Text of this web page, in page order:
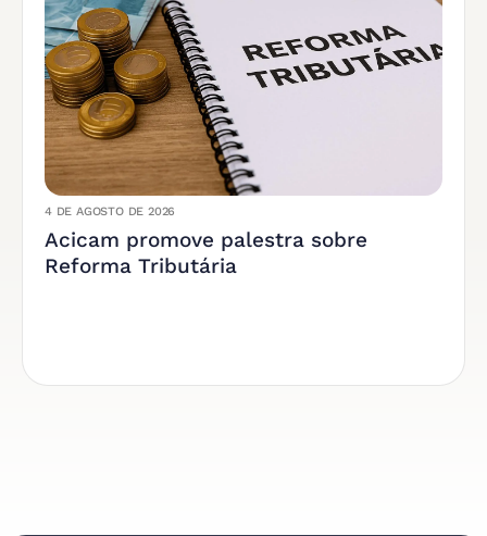
4 DE AGOSTO DE 2026
Acicam promove palestra sobre
Reforma Tributária